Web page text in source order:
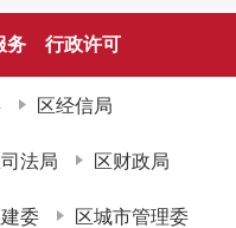
务 行政许可
区经信局
法局 区财政局
委 区城市管理委